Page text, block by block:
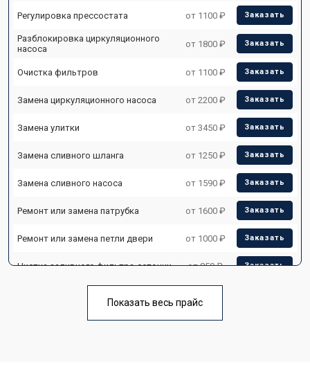
Регулировка прессостата от 1100 ₽ Заказать
Разблокировка циркуляционного
насоса
от 1800 ₽ Заказать
Очистка фильтров от 1100 ₽ Заказать
Замена циркуляционного насоса от 2200 ₽ Заказать
Замена улитки от 3450 ₽ Заказать
Замена сливного шланга от 1250 ₽ Заказать
Замена сливного насоса от 1590 ₽ Заказать
Ремонт или замена патрубка от 1600 ₽ Заказать
Ремонт или замена петли двери от 1000 ₽ Заказать
Чистка заливного фильтра-сеточки от 850 ₽ Заказать
Ремонт теплообменника от 2000 ₽
Показать весь прайс